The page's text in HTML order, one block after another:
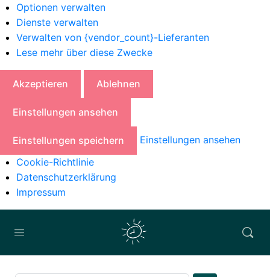
Optionen verwalten
Dienste verwalten
Verwalten von {vendor_count}-Lieferanten
Lese mehr über diese Zwecke
Akzeptieren Ablehnen
Einstellungen ansehen
Einstellungen speichern
Einstellungen ansehen
Cookie-Richtlinie
Datenschutzerklärung
Impressum